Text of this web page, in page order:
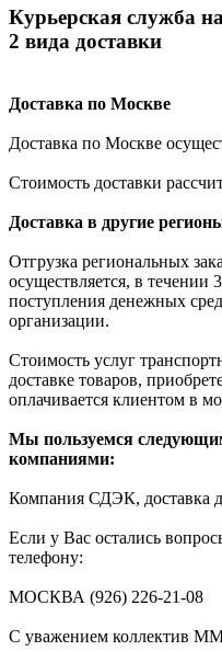
Курьерская служба
2 вида доставки
Доставка по Москве
Доставка по Москве
Стоимость доставки
Доставка в другие
Отгрузка региональных
осуществляется, в течении
поступления денежных
организации.
Стоимость услуг
доставке товаров,
оплачивается клиентом в
Мы пользуемся
компаниями:
Компания СДЭК, доставка
Если у Вас остались
телефону:
МОСКВА (926) 226-21-08
C уважением коллектив